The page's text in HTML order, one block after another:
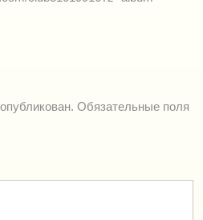
Обязательные поля